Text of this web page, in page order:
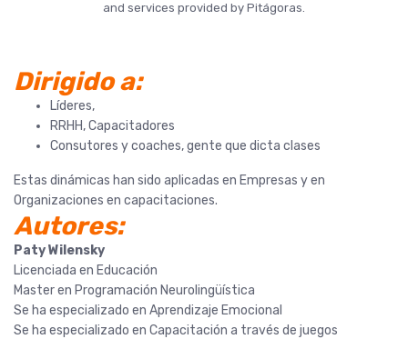
and services provided by Pitágoras.
Dirigido a:
Líderes,
RRHH, Capacitadores
Consutores y coaches, gente que dicta clases
Estas dinámicas han sido aplicadas en Empresas y en
Organizaciones en capacitaciones.
Autores:
Paty Wilensky
Licenciada en Educación
Master en Programación Neurolingüística
Se ha especializado en Aprendizaje Emocional
Se ha especializado en Capacitación a través de juegos